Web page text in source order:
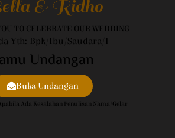
& Ridho
TO CELEBRATE OUR WEDDING
Yth: Bpk/Ibu/Saudara/i
Undangan
Buka Undangan
Ada Kesalahan Penulisan Nama/gelar